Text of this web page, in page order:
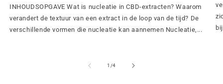
INHOUDSOPGAVE Wat is nucleatie in CBD-extracten? Waarom
verandert de textuur van een extract in de loop van de tijd? De
verschillende vormen die nucleatie kan aannemen Nucleatie,...
1 /van
4